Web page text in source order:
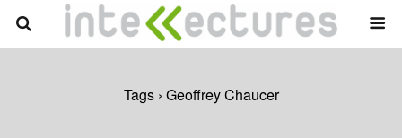
Tags › Geoffrey Chaucer